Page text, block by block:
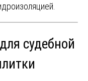
судебной